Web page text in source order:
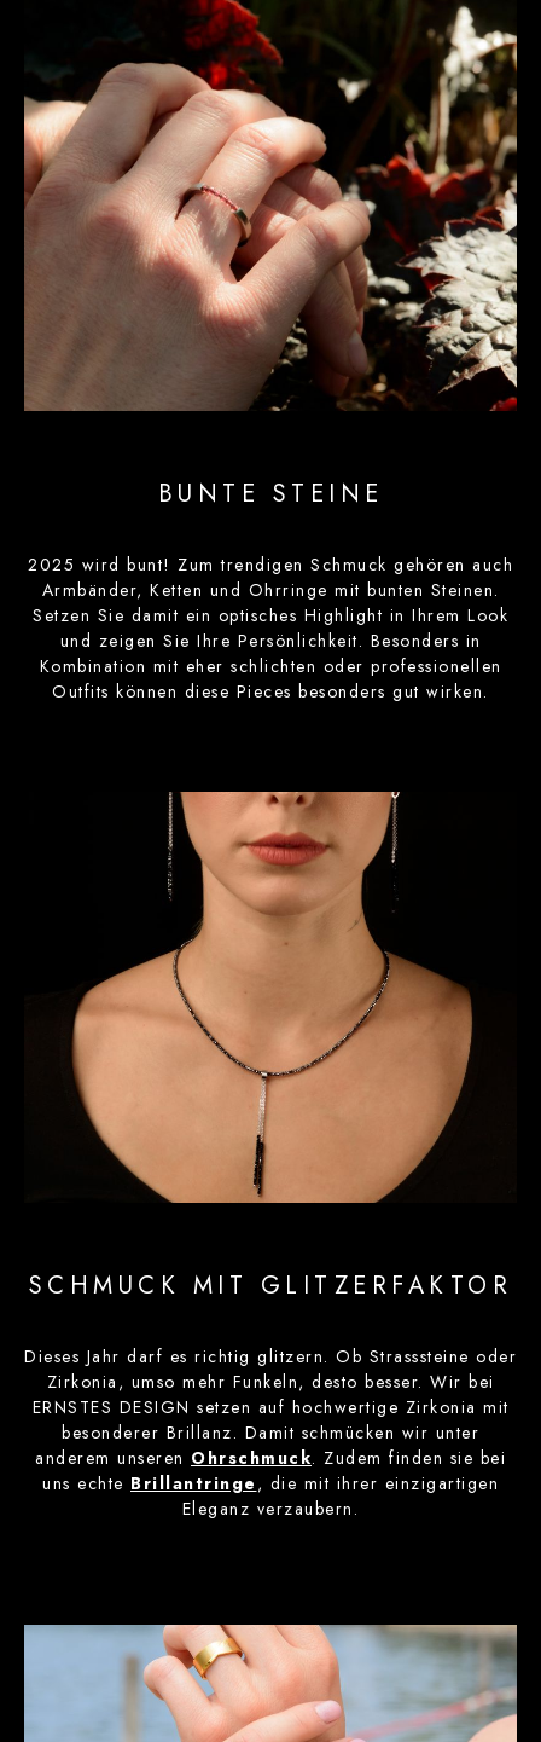
BUNTE STEINE
2025 wird bunt! Zum trendigen Schmuck gehören auch
Armbänder, Ketten und Ohrringe mit bunten Steinen.
Setzen Sie damit ein optisches Highlight in Ihrem Look
und zeigen Sie Ihre Persönlichkeit. Besonders in
Kombination mit eher schlichten oder professionellen
Outfits können diese Pieces besonders gut wirken.
SCHMUCK MIT GLITZERFAKTOR
Dieses Jahr darf es richtig glitzern. Ob Strasssteine oder
Zirkonia, umso mehr Funkeln, desto besser. Wir bei
ERNSTES DESIGN setzen auf hochwertige Zirkonia mit
besonderer Brillanz. Damit schmücken wir unter
anderem unseren Ohrschmuck. Zudem finden sie bei
uns echte Brillantringe , die mit ihrer einzigartigen
Eleganz verzaubern.